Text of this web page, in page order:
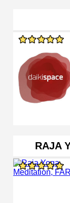
RAJA